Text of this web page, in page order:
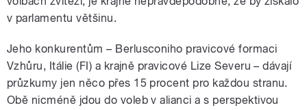
v parlamentu většinu.
Jeho konkurentům – Berlusconiho pravicové formaci
Vzhůru, Itálie (FI) a krajně pravicové Lize Severu – dávají
průzkumy jen něco přes 15 procent pro každou stranu.
Obě nicméně jdou do voleb v alianci a s perspektivou